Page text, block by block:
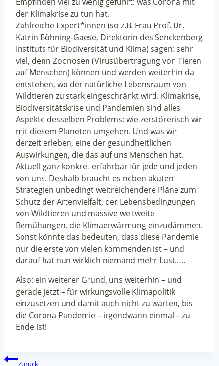
der Klimakrise zu tun hat.
Zahlreiche Expert*innen (so z.B. Frau Prof. Dr.
Katrin Böhning-Gaese, Direktorin des Senckenberg
Instituts für Biodiversität und Klima) sagen: sehr
viel, denn Zoonosen (Virusübertragung von Tieren
auf Menschen) können und werden weiterhin da
entstehen, wo der natürliche Lebensraum von
Wildtieren zu stark eingeschränkt wird. Klimakrise,
Biodiversitätskrise und Pandemien sind alles
Aspekte desselben Problems: wie zerstörerisch wir
mit diesem Planeten umgehen. Und was wir
derzeit erleben, eine der gesundheitlichen
Auswirkungen, die das auf uns Menschen hat.
Aktuell ganz konkret erfahrbar für jede und jeden
von uns. Deshalb braucht es neben akuten
Strategien unbedingt weitreichendere Pläne zum
Schutz der Artenvielfalt, der Lebensbedingungen
von Wildtieren und massive weltweite
Bemühungen, die Klimaerwärmung einzudämmen.
Sonst könnte das bedeuten, dass diese Pandemie
nur die erste von vielen kommenden ist – und
darauf hat nun wirklich niemand mehr Lust…..
Also: ein weiterer Grund, uns weiterhin – und
gerade jetzt – für wirkungsvolle Klimapolitik
einzusetzen und damit auch nicht zu warten, bis
die Corona Pandemie – irgendwann einmal – zu
Ende ist!
Zurück